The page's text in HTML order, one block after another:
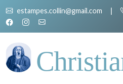
estampes.collin@gmail.com |